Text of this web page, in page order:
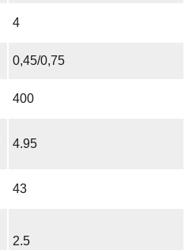
4
0,45/0,75
400
4.95
43
2.5